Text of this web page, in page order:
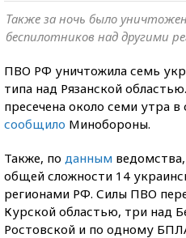
Также за ночь было
беспилотников над другими
ПВО РФ уничтожила семь
типа над Рязанской
пресечена около семи утра
сообщило Минобороны.
Также, по данным
общей сложности 14
регионами РФ. Силы ПВО
Курской областью, три над
Ростовской и по одному